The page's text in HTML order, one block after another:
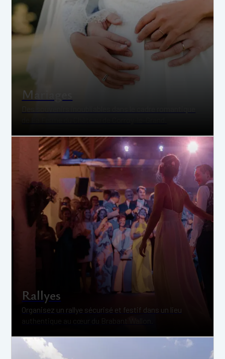
Mariages
Des souvenirs inoubliables dans le cadre romantique
Rallyes
Organisez un rallye sécurisé et festif dans un lieu